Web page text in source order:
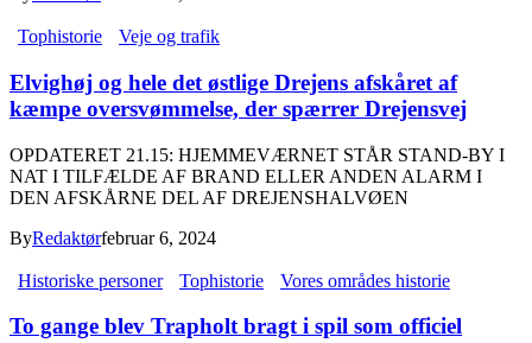
Tophistorie Veje og trafik
Elvighøj og hele det østlige Drejens afskåret af
kæmpe oversvømmelse, der spærrer Drejensvej
OPDATERET 21.15: HJEMMEVÆRNET STÅR STAND-BY I
NAT I TILFÆLDE AF BRAND ELLER ANDEN ALARM I
DEN AFSKÅRNE DEL AF DREJENSHALVØEN
ByRedaktørfebruar 6, 2024
Historiske personer Tophistorie Vores områdes historie
To gange blev Trapholt bragt i spil som officiel